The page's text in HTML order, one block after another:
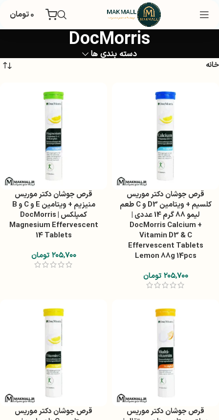
۰تومان
DocMorris
دسته بندی ها
خانه
قرص جوشان دکتر موریس
کلسیم + ویتامین D3 و C طعم
لیمو 88 گرم 14 عددی |
DocMorris Calcium +
Vitamin D3 & C
Effervescent Tablets
Lemon 88g 14pcs
۲۰۵,۷۰۰ تومان
قرص جوشان دکتر موریس
منیزیم + ویتامین E و C و B
کمپلکس | DocMorris
Magnesium Effervescent
14 Tablets
۲۰۵,۷۰۰ تومان
قرص جوشان دکتر موریس
قرص جوشان دکتر موریس